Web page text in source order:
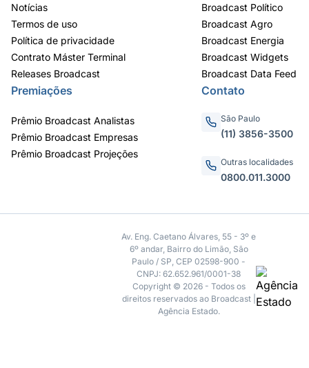
Notícias
Termos de uso
Política de privacidade
Contrato Máster Terminal
Releases Broadcast
Broadcast Político
Broadcast Agro
Broadcast Energia
Broadcast Widgets
Broadcast Data Feed
Premiações
Prêmio Broadcast Analistas
Prêmio Broadcast Empresas
Prêmio Broadcast Projeções
Contato
São Paulo
(11) 3856-3500
Outras localidades
0800.011.3000
Av. Eng. Caetano Álvares, 55 - 3º e
6º andar, Bairro do Limão, São
Paulo / SP, CEP 02598-900 -
CNPJ: 62.652.961/0001-38
Copyright © 2026 - Todos os
direitos reservados ao Broadcast |
Agência Estado.